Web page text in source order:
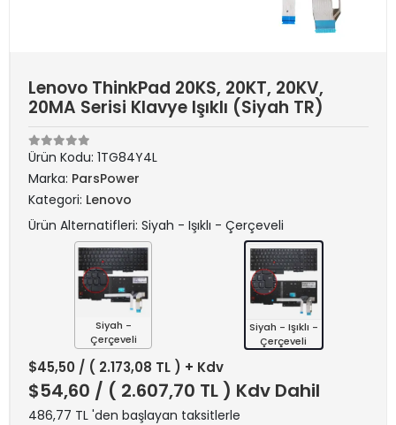
Lenovo ThinkPad 20KS, 20KT, 20KV,
20MA Serisi Klavye Işıklı (Siyah TR)
Ürün Kodu: 1TG84Y4L
Marka: ParsPower
Kategori: Lenovo
Ürün Alternatifleri: Siyah - Işıklı - Çerçeveli
Siyah -
Çerçeveli
Siyah - Işıklı -
Çerçeveli
$45,50 / ( 2.173,08 TL ) + Kdv
$54,60 / ( 2.607,70 TL ) Kdv Dahil
486,77 TL 'den başlayan taksitlerle